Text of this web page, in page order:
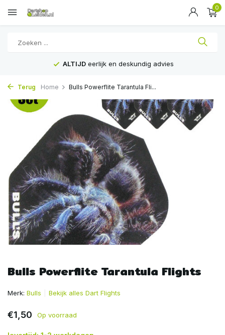
0
ALTIJD eerlijk en deskundig advies
Terug Home Bulls Powerflite Tarantula Fli...
Bulls Powerflite Tarantula Flights
Merk: Bulls Bekijk alles Dart Flights
€1,50 Op voorraad